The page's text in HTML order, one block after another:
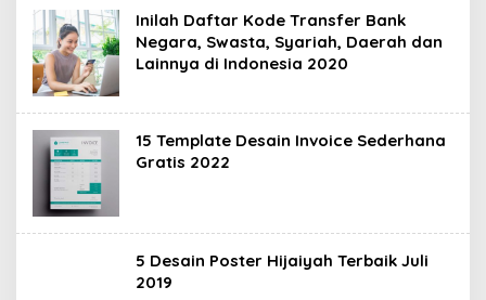
Inilah Daftar Kode Transfer Bank
Negara, Swasta, Syariah, Daerah dan
Lainnya di Indonesia 2020
15 Template Desain Invoice Sederhana
Gratis 2022
5 Desain Poster Hijaiyah Terbaik Juli
2019